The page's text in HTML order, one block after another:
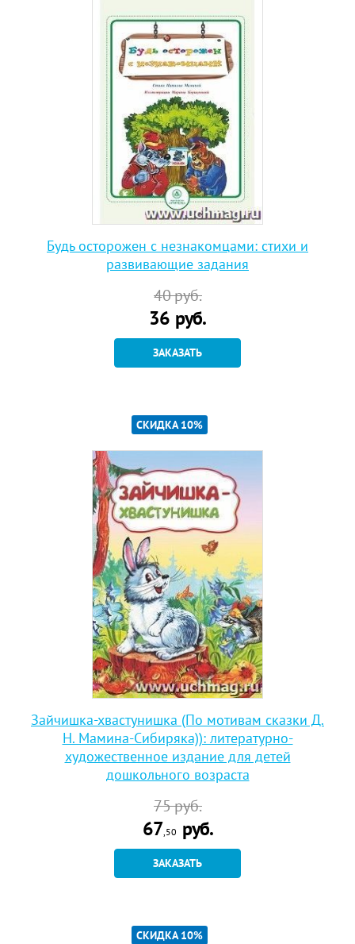
Будь осторожен с незнакомцами: стихи и
развивающие задания
40руб.
36 руб.
ЗАКАЗАТЬ
СКИДКА 10%
Зайчишка-хвастунишка (По мотивам сказки Д.
Н. Мамина-Сибиряка)): литературно-
художественное издание для детей
дошкольного возраста
75руб.
67,50 руб.
ЗАКАЗАТЬ
СКИДКА 10%